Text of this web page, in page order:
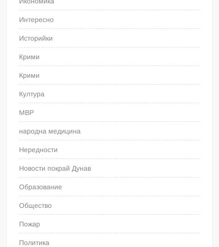
Интересно
Историйки
Крими
Крими
Култура
МВР
народна медицина
Нередности
Новости покрай Дунав
Образование
Общество
Пожар
Политика